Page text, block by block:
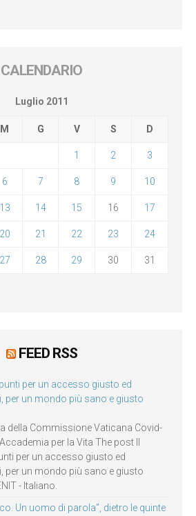
CALENDARIO
Luglio 2011
M G V S D
1 2 3
6 7 8 9 10
13 14 15 16 17
20 21 22 23 24
27 28 29 30 31
FEED RSS
per un accesso giusto ed
per un mondo più sano e giusto
della Commissione Vaticana Covid-
per la Vita The post Il
per un accesso giusto ed
per un mondo più sano e giusto
- Italiano.
Un uomo di parola”, dietro le quinte